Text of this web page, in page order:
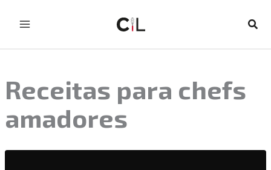
Receitas para chefs
amadores